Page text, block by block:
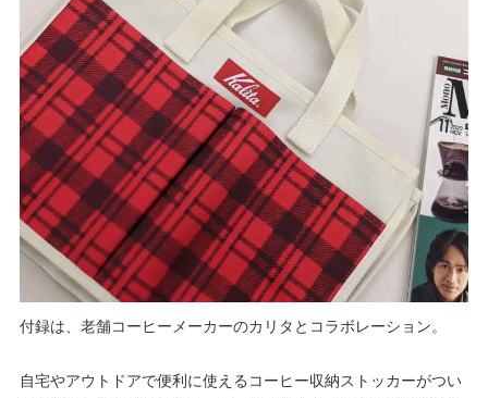
付録は、老舗コーヒーメーカーのカリタとコラボレーション。
自宅やアウトドアで便利に使えるコーヒー収納ストッカーがつい